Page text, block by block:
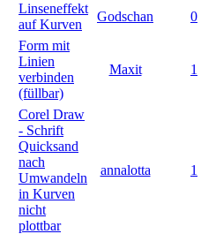
Linseneffekt
auf Kurven
Godschan 0
Form mit
Linien
verbinden
(füllbar)
Maxit 1
Corel Draw
- Schrift
Quicksand
nach
Umwandeln
in Kurven
nicht
plottbar
annalotta 1